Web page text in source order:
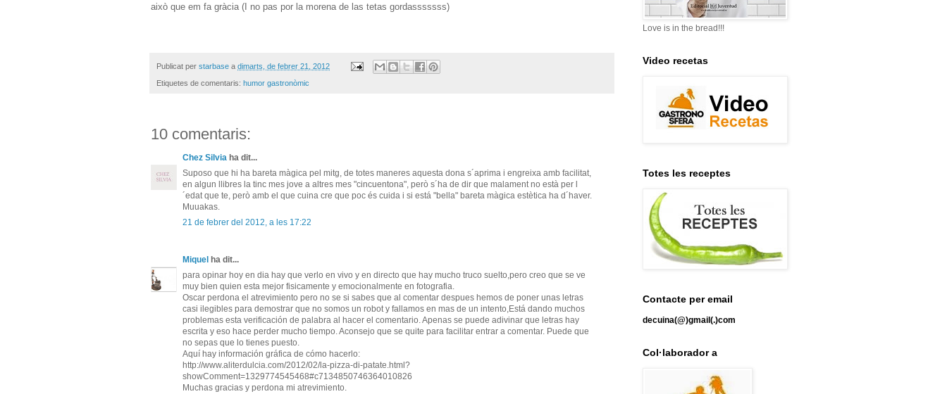
això que em fa gràcia (I no pas por la morena de las tetas gordasssssss)
Publicat per starbase a dimarts, de febrer 21, 2012
Etiquetes de comentaris: humor gastronòmic
10 comentaris:
Chez Silvia ha dit...
Suposo que hi ha bareta màgica pel mitg, de totes maneres aquesta dona s´aprima i engreixa amb facilitat,
en algun llibres la tinc mes jove a altres mes "cincuentona", però s´ha de dir que malament no està per l
´edat que te, però amb el que cuina cre que poc és cuida i si está "bella" bareta màgica estètica ha d´haver.
Muuakas.
21 de febrer del 2012, a les 17:22
Miquel ha dit...
para opinar hoy en dia hay que verlo en vivo y en directo que hay mucho truco suelto,pero creo que se ve
muy bien quien esta mejor fisicamente y emocionalmente en fotografia.
Oscar perdona el atrevimiento pero no se si sabes que al comentar despues hemos de poner unas letras
casi ilegibles para demostrar que no somos un robot y fallamos en mas de un intento,Está dando muchos
problemas esta verificación de palabra al hacer el comentario. Apenas se puede adivinar que letras hay
escrita y eso hace perder mucho tiempo. Aconsejo que se quite para facilitar entrar a comentar. Puede que
no sepas que lo tienes puesto.
Aquí hay información gráfica de cómo hacerlo:
http://www.aliterdulcia.com/2012/02/la-pizza-di-patate.html?
showComment=1329774545468#c7134850746364010826
Muchas gracias y perdona mi atrevimiento.
Love is in the bread!!!
Video recetas
Totes les receptes
Contacte per email
decuina(@)gmail(.)com
Col·laborador a